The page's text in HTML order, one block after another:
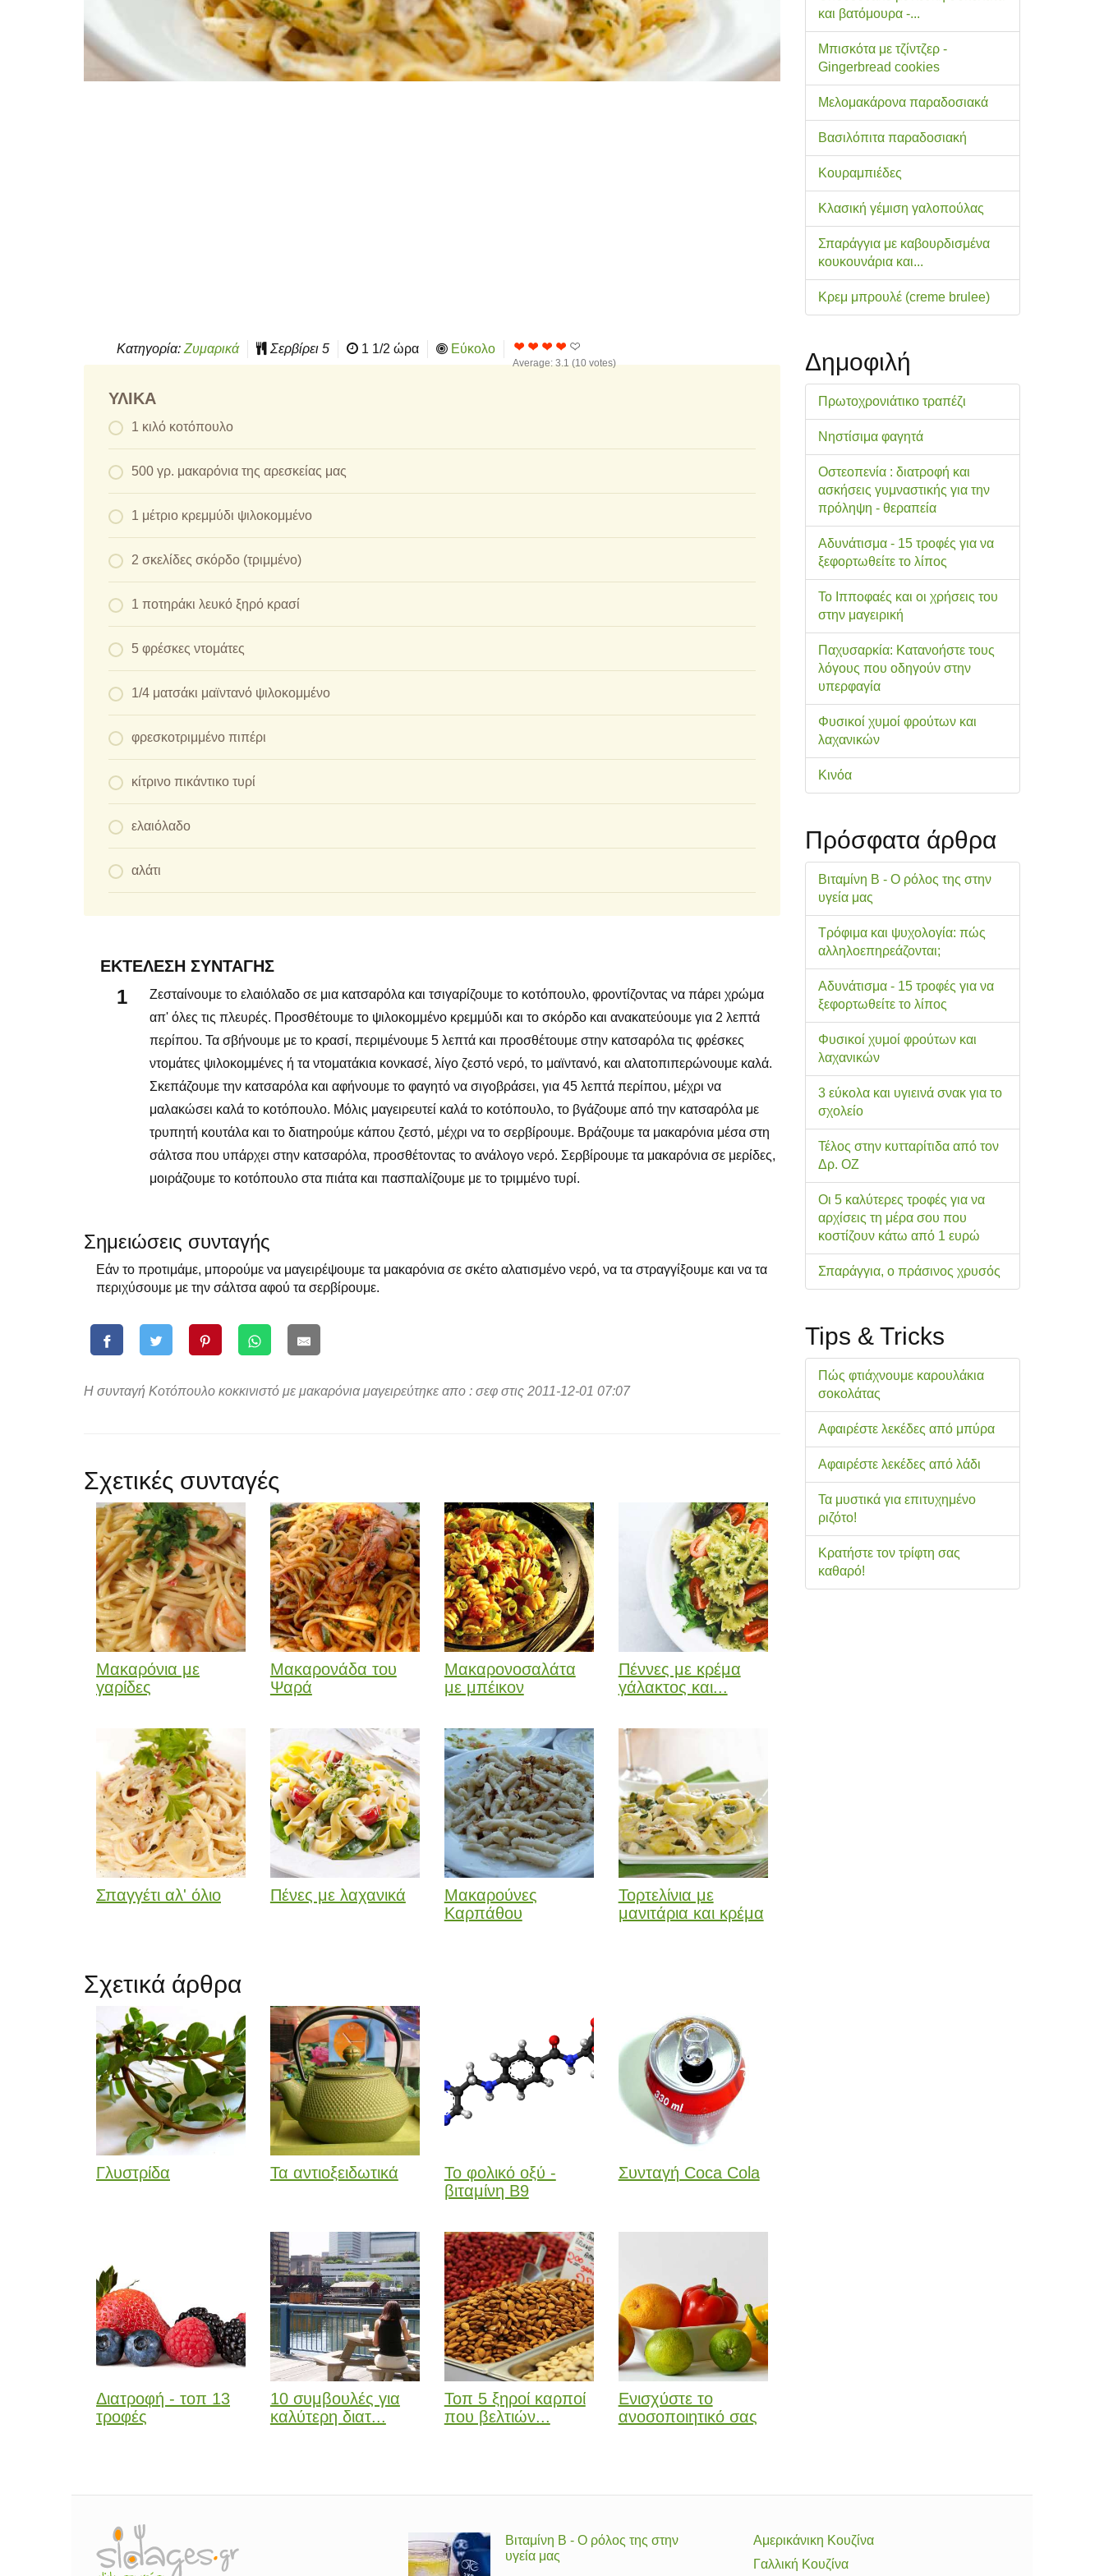
Κατηγορία:Ζυμαρικά Σερβίρει 5 1 1/2 ώρα Εύκολο
Average:3.1 (10votes)
ΥΛΙΚΆ
1 κιλό κοτόπουλο
500 γρ. μακαρόνια της αρεσκείας μας
1 μέτριο κρεμμύδι ψιλοκομμένο
2 σκελίδες σκόρδο (τριμμένο)
1 ποτηράκι λευκό ξηρό κρασί
5 φρέσκες ντομάτες
1/4 ματσάκι μαϊντανό ψιλοκομμένο
φρεσκοτριμμένο πιπέρι
κίτρινο πικάντικο τυρί
ελαιόλαδο
αλάτι
ΕΚΤΈΛΕΣΗ ΣΥΝΤΑΓΉΣ
Ζεσταίνουμε το ελαιόλαδο σε μια κατσαρόλα και τσιγαρίζουμε το κοτόπουλο, φροντίζοντας να πάρει χρώμα
απ' όλες τις πλευρές. Προσθέτουμε το ψιλοκομμένο κρεμμύδι και το σκόρδο και ανακατεύουμε για 2 λεπτά
περίπου. Τα σβήνουμε με το κρασί, περιμένουμε 5 λεπτά και προσθέτουμε στην κατσαρόλα τις φρέσκες
ντομάτες ψιλοκομμένες ή τα ντοματάκια κονκασέ, λίγο ζεστό νερό, το μαϊντανό, και αλατοπιπερώνουμε καλά.
Σκεπάζουμε την κατσαρόλα και αφήνουμε το φαγητό να σιγοβράσει, για 45 λεπτά περίπου, μέχρι να
μαλακώσει καλά το κοτόπουλο. Μόλις μαγειρευτεί καλά το κοτόπουλο, το βγάζουμε από την κατσαρόλα με
τρυπητή κουτάλα και το διατηρούμε κάπου ζεστό, μέχρι να το σερβίρουμε. Βράζουμε τα μακαρόνια μέσα στη
σάλτσα που υπάρχει στην κατσαρόλα, προσθέτοντας το ανάλογο νερό. Σερβίρουμε τα μακαρόνια σε μερίδες,
μοιράζουμε το κοτόπουλο στα πιάτα και πασπαλίζουμε με το τριμμένο τυρί.
Σημειώσεις συνταγής
Εάν το προτιμάμε, μπορούμε να μαγειρέψουμε τα μακαρόνια σε σκέτο αλατισμένο νερό, να τα στραγγίξουμε και να τα
περιχύσουμε με την σάλτσα αφού τα σερβίρουμε.
Η συνταγή Κοτόπουλο κοκκινιστό με μακαρόνια μαγειρεύτηκε απο : σεφ στις 2011-12-01 07:07
Σχετικές συνταγές
Μακαρόνια με
γαρίδες
Μακαρονάδα του
Ψαρά
Μακαρονοσαλάτα
με μπέικον
Πέννες με κρέμα
γάλακτος και...
Σπαγγέτι αλ' όλιο Πένες με λαχανικά
Μακαρούνες
Καρπάθου
Τορτελίνια με
μανιτάρια και κρέμα
Σχετικά άρθρα
Γλυστρίδα Τα αντιοξειδωτικά
Το φολικό οξύ -
βιταμίνη Β9
Συνταγή Coca Cola
Διατροφή - τοπ 13
τροφές
10 συμβουλές για
καλύτερη διατ...
Τοπ 5 ξηροί καρποί
που βελτιών...
Ενισχύστε το
ανοσοποιητικό σας
και βατόμουρα -...
Μπισκότα με τζίντζερ -
Gingerbread cookies
Μελομακάρονα παραδοσιακά
Βασιλόπιτα παραδοσιακή
Κουραμπιέδες
Κλασική γέμιση γαλοπούλας
Σπαράγγια με καβουρδισμένα
κουκουνάρια και...
Κρεμ μπρουλέ (creme brulee)
Δημοφιλή
Πρωτοχρονιάτικο τραπέζι
Νηστίσιμα φαγητά
Οστεοπενία : διατροφή και
ασκήσεις γυμναστικής για την
πρόληψη - θεραπεία
Αδυνάτισμα - 15 τροφές για να
ξεφορτωθείτε το λίπος
Το Ιπποφαές και οι χρήσεις του
στην μαγειρική
Παχυσαρκία: Κατανοήστε τους
λόγους που οδηγούν στην
υπερφαγία
Φυσικοί χυμοί φρούτων και
λαχανικών
Κινόα
Πρόσφατα άρθρα
Βιταμίνη Β - Ο ρόλος της στην
υγεία μας
Τρόφιμα και ψυχολογία: πώς
αλληλοεπηρεάζονται;
Αδυνάτισμα - 15 τροφές για να
ξεφορτωθείτε το λίπος
Φυσικοί χυμοί φρούτων και
λαχανικών
3 εύκολα και υγιεινά σνακ για το
σχολείo
Τέλος στην κυτταρίτιδα από τον
Δρ. ΟΖ
Οι 5 καλύτερες τροφές για να
αρχίσεις τη μέρα σου που
κοστίζουν κάτω από 1 ευρώ
Σπαράγγια, ο πράσινος χρυσός
Tips & Tricks
Πώς φτιάχνουμε καρουλάκια
σοκολάτας
Αφαιρέστε λεκέδες από μπύρα
Αφαιρέστε λεκέδες από λάδι
Τα μυστικά για επιτυχημένο
ριζότο!
Κρατήστε τον τρίφτη σας
καθαρό!
Βιταμίνη Β - Ο ρόλος της στην
υγεία μας
Αμερικάνικη Κουζίνα
Γαλλική Κουζίνα